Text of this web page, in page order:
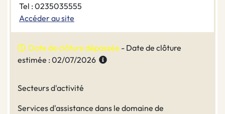
Tel : 0235035555
Accéder au site
Date de clôture dépassée - Date de clôture
estimée : 02/07/2026
Secteurs d'activité
Services d'assistance dans le domaine de